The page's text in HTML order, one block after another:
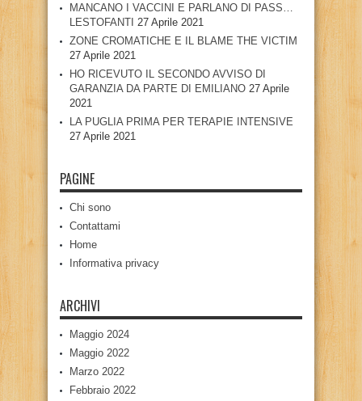
MANCANO I VACCINI E PARLANO DI PASS…
LESTOFANTI 27 Aprile 2021
ZONE CROMATICHE E IL BLAME THE VICTIM
27 Aprile 2021
HO RICEVUTO IL SECONDO AVVISO DI
GARANZIA DA PARTE DI EMILIANO 27 Aprile
2021
LA PUGLIA PRIMA PER TERAPIE INTENSIVE
27 Aprile 2021
PAGINE
Chi sono
Contattami
Home
Informativa privacy
ARCHIVI
Maggio 2024
Maggio 2022
Marzo 2022
Febbraio 2022